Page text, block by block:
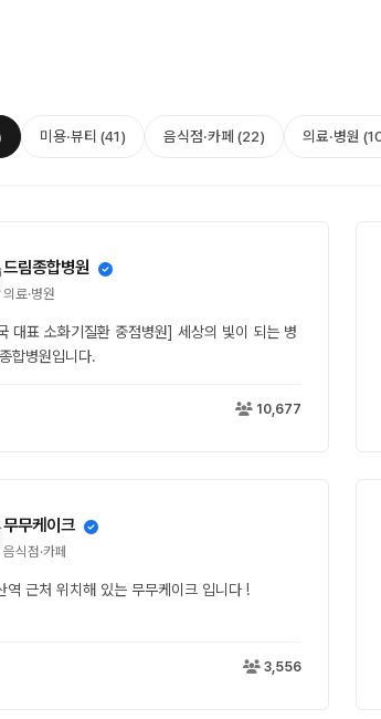
미용·뷰티 (41) 음식점·카페 (22) 의료·병원
드림종합병원
의료·병원
대표 소화기질환 중점병원] 세상의 빛이 되는 병
합병원입니다.
10,677
무무케이크
음식점·카페
역 근처 위치해 있는 무무케이크 입니다 !
3,556